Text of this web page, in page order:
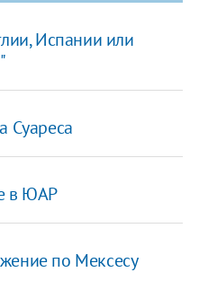
Испании или
Суареса
в ЮАР
по Мексесу